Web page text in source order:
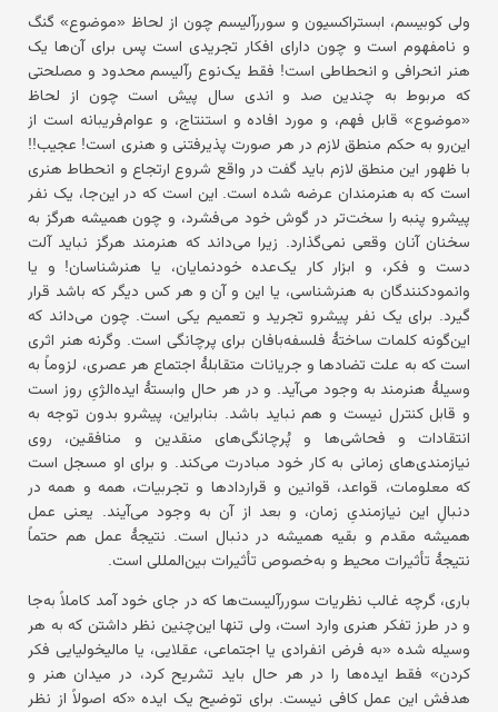
ولی کوبیسم، ابستراکسیون و سوررآلیسم چون از لحاظ «موضوع» گنگ
و نامفهوم است و چون دارای افکار تجریدی است پس برای آن‌ها یک
هنر انحرافی و انحطاطی است! فقط یک‌نوع رآلیسم محدود و مصلحتی
که مربوط به چندین صد و اندی سال پیش است چون از لحاظ
«موضوع» قابل فهم، و مورد افاده و استنتاج، و عوام‌فریبانه است از
این‌رو به حکم منطق لازم در هر صورت پذیرفتنی و هنری است! عجیب!!
با ظهور این منطق لازم باید گفت در واقع شروع ارتجاع و انحطاط هنری
است که به هنرمندان عرضه شده است. این است که در این‌جا، یک نفر
پیشرو پنبه را سخت‌تر در گوش خود می‌فشرد، و چون همیشه هرگز به
سخنان آنان وقعی نمی‌گذارد. زیرا می‌داند که هنرمند هرگز نباید آلت
دست و فکر، و ابزار کار یک‌عده خودنمایان، یا هنرشناسان! و یا
وانمودکنندگان به هنرشناسی، یا این و آن و هر کس دیگر که باشد قرار
گیرد. برای یک نفر پیشرو تجرید و تعمیم یکی است. چون می‌داند که
این‌گونه کلمات ساختهٔ فلسفه‌بافان برای پرچانگی است. وگرنه هنر اثری
است که به علت تضادها و جریانات متقابلهٔ اجتماع هر عصری، لزوماً به
وسیلهٔ هنرمند به وجود می‌آید. و در هر حال وابستهٔ ایده‌الژیِ روز است
و قابل کنترل نیست و هم نباید باشد. بنابراین، پیشرو بدون توجه به
انتقادات و فحاشی‌ها و پُرچانگی‌های منقدین و منافقین، روی
نیازمندی‌های زمانی به کار خود مبادرت می‌کند. و برای او مسجل است
که معلومات، قواعد، قوانین و قراردادها و تجربیات، همه و همه در
دنبالِ این نیازمندیِ زمان، و بعد از آن به وجود می‌آیند. یعنی عمل
همیشه مقدم و بقیه همیشه در دنبال است. نتیجهٔ عمل هم حتماً
نتیجهٔ تأثیرات محیط و به‌خصوص تأثیرات بین‌المللی است.
باری، گرچه غالب نظریات سوررآلیست‌ها که در جای خود آمد کاملاً به‌جا
و در طرز تفکر هنری وارد است، ولی تنها این‌چنین نظر داشتن که به هر
وسیله شده «به فرض انفرادی یا اجتماعی، عقلایی، یا مالیخولیایی فکر
کردن» فقط ایده‌ها را در هر حال باید تشریح کرد، در میدان هنر و
هدفش این عمل کافی نیست. برای توضیح یک ایده «که اصولاً از نظر